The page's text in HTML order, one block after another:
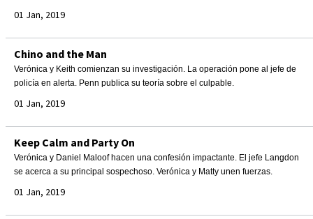
01 Jan, 2019
Chino and the Man
Verónica y Keith comienzan su investigación. La operación pone al jefe de
policía en alerta. Penn publica su teoría sobre el culpable.
01 Jan, 2019
Keep Calm and Party On
Verónica y Daniel Maloof hacen una confesión impactante. El jefe Langdon
se acerca a su principal sospechoso. Verónica y Matty unen fuerzas.
01 Jan, 2019